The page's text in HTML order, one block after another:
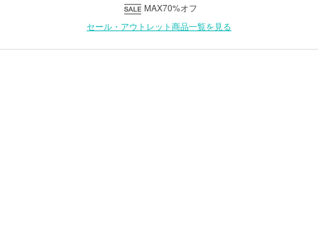
MAX70%オフ
セール・アウトレット商品一覧を見る